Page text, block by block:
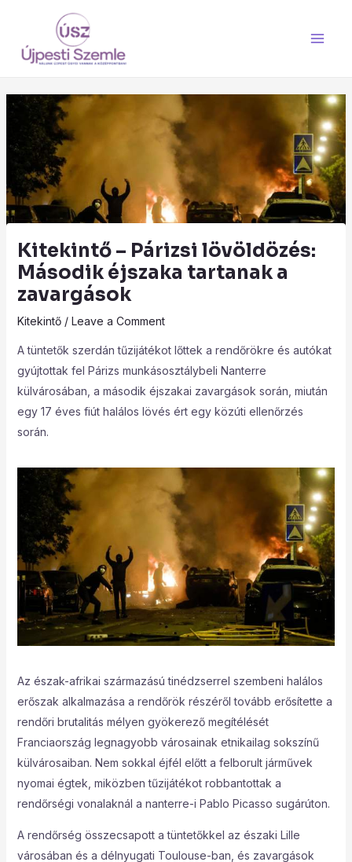
content
Kitekintő – Párizsi lövöldözés:
Második éjszaka tartanak a
zavargások
Kitekintő/ Leave a Comment
A tüntetők szerdán tűzijátékot lőttek a rendőrökre és autókat
gyújtottak fel Párizs munkásosztálybeli Nanterre
külvárosában, a második éjszakai zavargások során, miután
egy 17 éves fiút halálos lövés ért egy közúti ellenőrzés
során.
Az észak-afrikai származású tinédzserrel szembeni halálos
erőszak alkalmazása a rendőrök részéről tovább erősítette a
rendőri brutalitás mélyen gyökerező megítélését
Franciaország legnagyobb városainak etnikailag sokszínű
külvárosaiban. Nem sokkal éjfél előtt a felborult járművek
nyomai égtek, miközben tűzijátékot robbantottak a
rendőrségi vonalaknál a nanterre-i Pablo Picasso sugárúton.
A rendőrség összecsapott a tüntetőkkel az északi Lille
városában és a délnyugati Toulouse-ban, és zavargások